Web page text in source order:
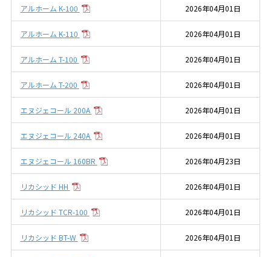
アルホーム K-100 2026年04月01日
アルホーム K-110 2026年04月01日
アルホーム T-100 2026年04月01日
アルホーム T-200 2026年04月01日
エヌジェコール 200A 2026年04月01日
エヌジェコール 240A 2026年04月01日
エヌジェコール 160BR 2026年04月23日
リカシッド HH 2026年04月01日
リカシッド TCR-100 2026年04月01日
リカシッド BT-W 2026年04月01日